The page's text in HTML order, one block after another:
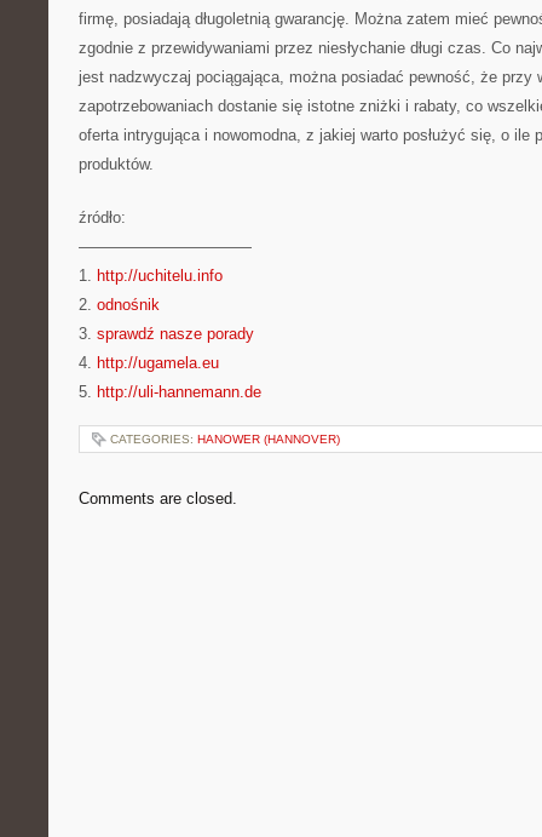
firmę, posiadają długoletnią gwarancję. Można zatem mieć
zgodnie z przewidywaniami przez niesłychanie długi czas. Co
jest nadzwyczaj pociągająca, można posiadać pewność, że przy
zapotrzebowaniach dostanie się istotne zniżki i rabaty, co
oferta intrygująca i nowomodna, z jakiej warto posłużyć się, o ile
produktów.
źródło:
———————————
1. http://uchitelu.info
2. odnośnik
3. sprawdź nasze porady
4. http://ugamela.eu
5. http://uli-hannemann.de
CATEGORIES: HANOWER (HANNOVER)
Comments are closed.